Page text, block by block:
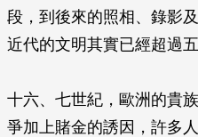
段，到後來的照相、錄影
近代的文明其實已經超過五
十六、七世紀，歐洲的貴
爭加上賭金的誘因，許多